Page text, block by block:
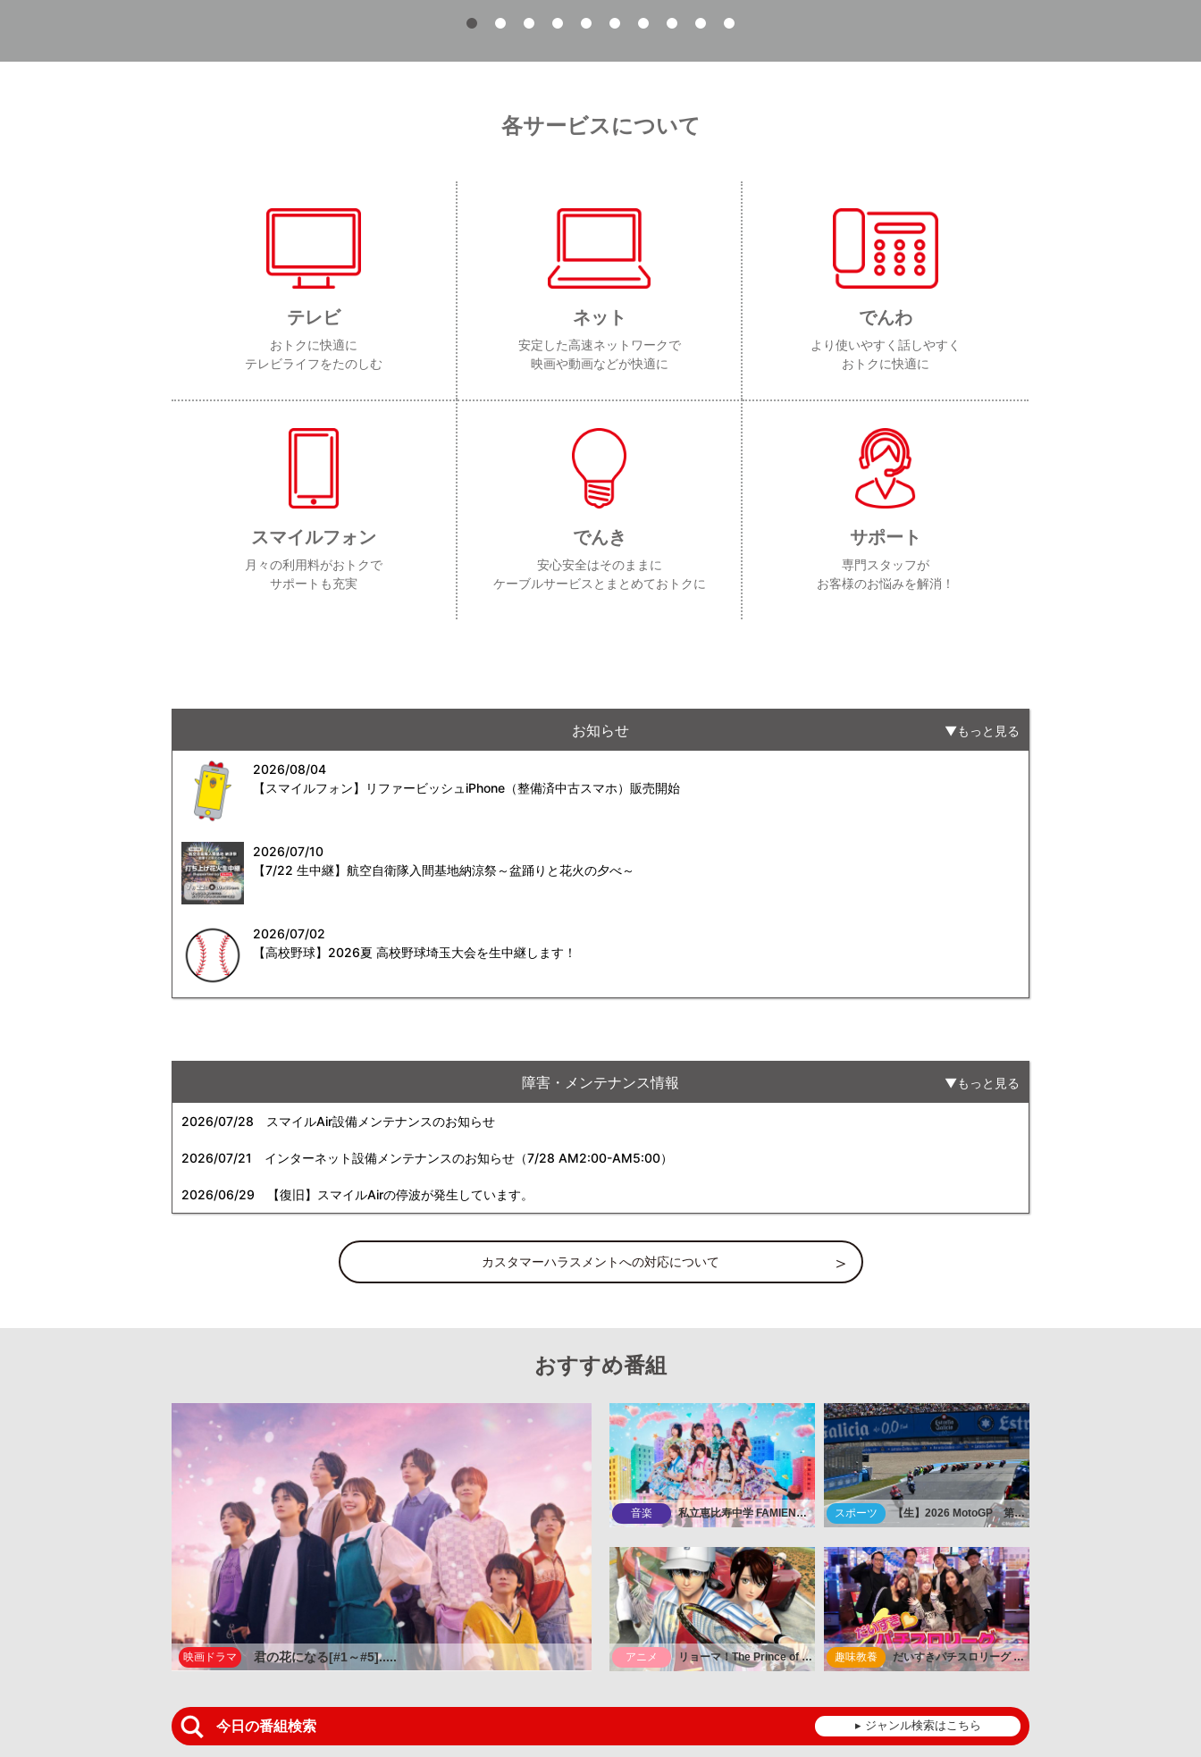
各サービスについて
テレビ
おトクに快適に
テレビライフをたのしむ
ネット
安定した高速ネットワークで
映画や動画などが快適に
でんわ
より使いやすく話しやすく
おトクに快適に
スマイルフォン
月々の利用料がおトクで
サポートも充実
でんき
安心安全はそのままに
ケーブルサービスとまとめておトクに
サポート
専門スタッフが
お客様のお悩みを解消！
お知らせ もっと見る
2026/08/04
【スマイルフォン】リファービッシュiPhone（整備済中古スマホ）販売開始
2026/07/10
【7/22 生中継】航空自衛隊入間基地納涼祭～盆踊りと花火の夕べ～
2026/07/02
【高校野球】2026夏 高校野球埼玉大会を生中継します！
障害・メンテナンス情報 もっと見る
2026/07/28 スマイルAir設備メンテナンスのお知らせ
2026/07/21 インターネット設備メンテナンスのお知らせ（7/28 AM2:00-AM5:00）
2026/06/29 【復旧】スマイルAirの停波が発生しています。
カスタマーハラスメントへの対応について
おすすめ番組